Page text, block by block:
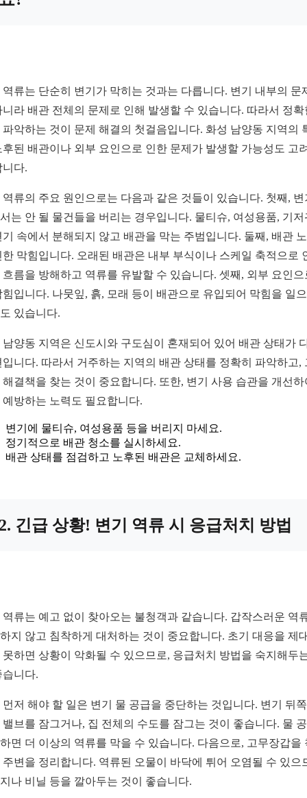
역류는 단순히 변기가 막히는 것과는 다릅니다. 변기 내부의 문
니라 배관 전체의 문제로 인해 발생할 수 있습니다. 따라서 정확
파악하는 것이 문제 해결의 첫걸음입니다. 화성 남양동 지역의
후된 배관이나 외부 요인으로 인한 문제가 발생할 가능성도 고
니다.
역류의 주요 원인으로는 다음과 같은 것들이 있습니다. 첫째, 변
는 안 될 물건들을 버리는 경우입니다. 물티슈, 여성용품, 기저
기 속에서 분해되지 않고 배관을 막는 주범입니다. 둘째, 배관
한 막힘입니다. 오래된 배관은 내부 부식이나 스케일 축적으로
흐름을 방해하고 역류를 유발할 수 있습니다. 셋째, 외부 요인으
힘입니다. 나뭇잎, 흙, 모래 등이 배관으로 유입되어 막힘을 일
있습니다.
남양동 지역은 신도시와 구도심이 혼재되어 있어 배관 상태가
입니다. 따라서 거주하는 지역의 배관 상태를 정확히 파악하고,
해결책을 찾는 것이 중요합니다. 또한, 변기 사용 습관을 개선하
예방하는 노력도 필요합니다.
변기에 물티슈, 여성용품 등을 버리지 마세요.
정기적으로 배관 청소를 실시하세요.
배관 상태를 점검하고 노후된 배관은 교체하세요.
긴급 상황! 변기 역류 시 응급처치 방법
역류는 예고 없이 찾아오는 불청객과 같습니다. 갑작스러운 역
지 않고 침착하게 대처하는 것이 중요합니다. 초기 대응을 제
못하면 상황이 악화될 수 있으므로, 응급처치 방법을 숙지해두
습니다.
먼저 해야 할 일은 변기 물 공급을 중단하는 것입니다. 변기 뒤
밸브를 잠그거나, 집 전체의 수도를 잠그는 것이 좋습니다. 물
면 더 이상의 역류를 막을 수 있습니다. 다음으로, 고무장갑을
주변을 정리합니다. 역류된 오물이 바닥에 튀어 오염될 수 있으
나 비닐 등을 깔아두는 것이 좋습니다.